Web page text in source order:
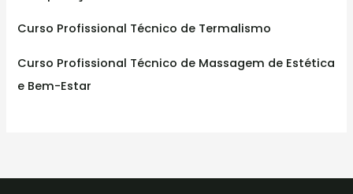
Curso Profissional Técnico de Termalismo
Curso Profissional Técnico de Massagem de Estética
e Bem-Estar